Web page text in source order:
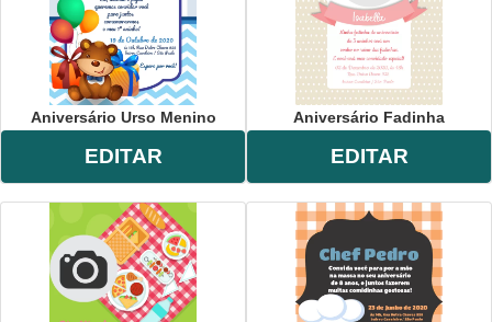
Aniversário Urso Menino
EDITAR
Aniversário Fadinha
EDITAR